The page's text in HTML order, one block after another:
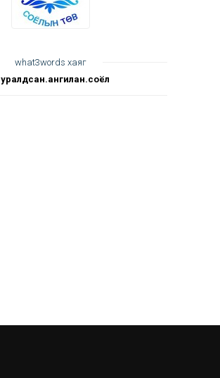
what3words хаяг
уралдсан.ангилан.соёл